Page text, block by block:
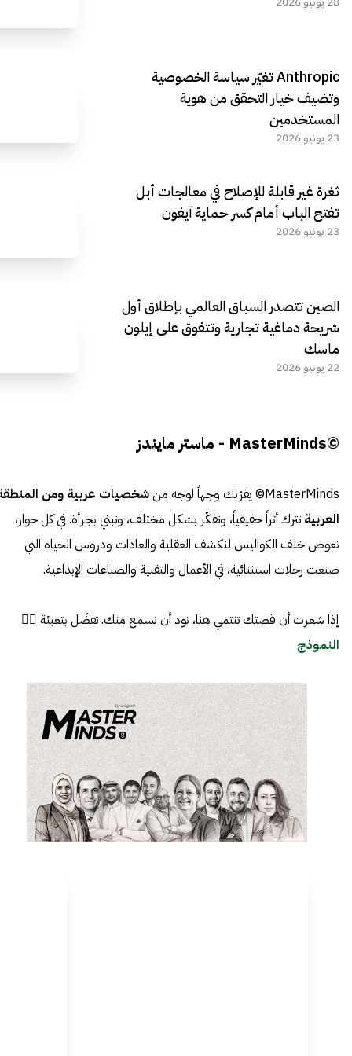
Anthropic تغيّر سياسة الخصوصية
وتضيف خيار التحقق من هوية
المستخدمين
23 يونيو 2026
ثغرة غير قابلة للإصلاح في معالجات أبل
تفتح الباب أمام كسر حماية آيفون
23 يونيو 2026
الصين تتصدر السباق العالمي بإطلاق أول
شريحة دماغية تجارية وتتفوق على إيلون
ماسك
22 يونيو 2026
©MasterMinds - ماستر مايندز
MasterMinds© يقرّبك وجهاً لوجه من
شخصيات عربية ومن
العربية تترك أثراً حقيقياً، وتفكّر بشكل مختلف، وتبني بجرأة. في كل حوار،
نغوص خلف الكواليس لنكشف العقلية والعادات ودروس الحياة التي
صنعت رحلات استثنائية، في الأعمال والتقنية والصناعات الإبداعية.
إذا شعرت أن قصتك تنتمي هنا، نود أن نسمع منك. تفضّل بتعبئة 👈🏼
النموذج